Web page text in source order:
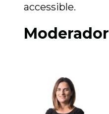
accessible.
Moderador